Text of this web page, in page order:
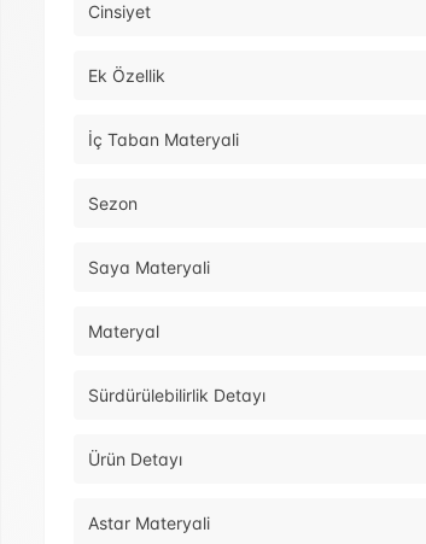
Cinsiyet
Ek Özellik
İç Taban Materyali
Sezon
Saya Materyali
Materyal
Sürdürülebilirlik Detayı
Ürün Detayı
Astar Materyali